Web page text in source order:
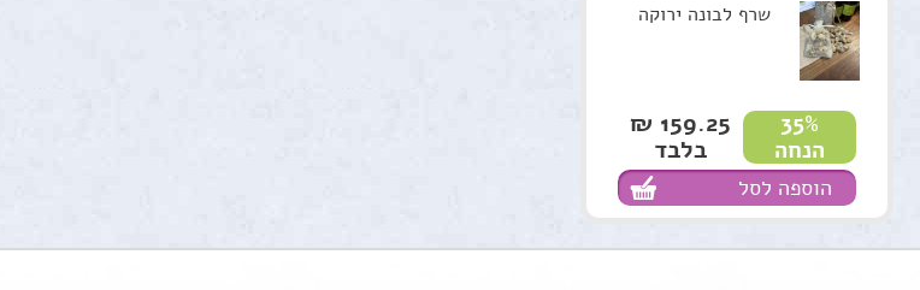
שרף לבונה ירוקה
35%
הנחה
159.25 ₪
בלבד
הוספה לסל